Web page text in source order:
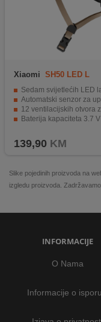
Xiaomi SH50 LED L
Sedam svijetlećih LED lampica za
Automatski senzor za upravljanje LED
12 ventilacijskih otvora za učinkovito
Baterija kapaciteta 3.7 V / 455
139,90 KM
Slike pojedinih proizvoda na
izgledu proizvoda.
INFORMACIJE
O Nama
Informacije o